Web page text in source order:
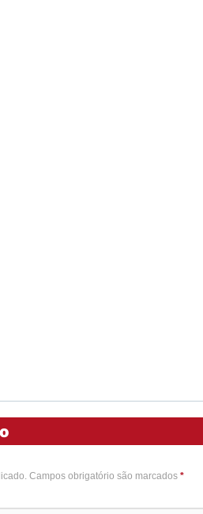
Campos obrigatório são marcados *